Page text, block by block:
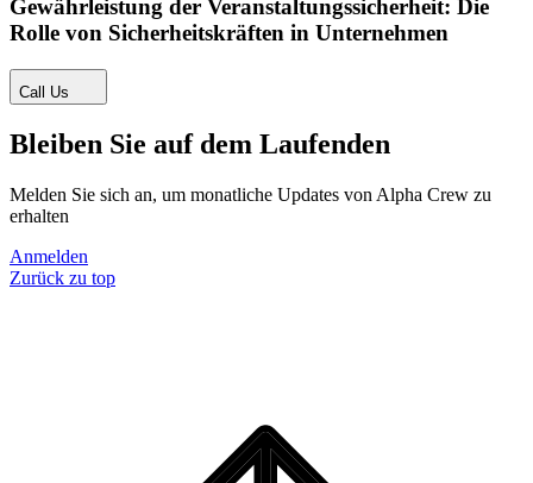
Gewährleistung der Veranstaltungssicherheit: Die
Rolle von Sicherheitskräften in Unternehmen
Call Us
Bleiben Sie auf dem Laufenden
Melden Sie sich an, um monatliche Updates von Alpha Crew zu
erhalten
Anmelden
Zurück zu top